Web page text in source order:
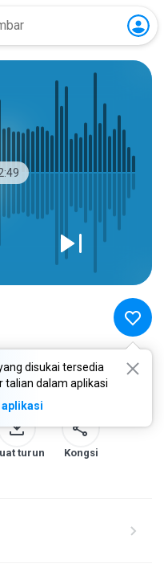
disukai tersedia
talian dalam aplikasi
aplikasi
turun Kongsi